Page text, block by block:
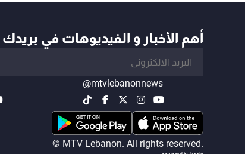
أهم الأخبار و الفيديوهات في بريدك
@mtvlebanonnews
© MTV Lebanon. All rights reserved.